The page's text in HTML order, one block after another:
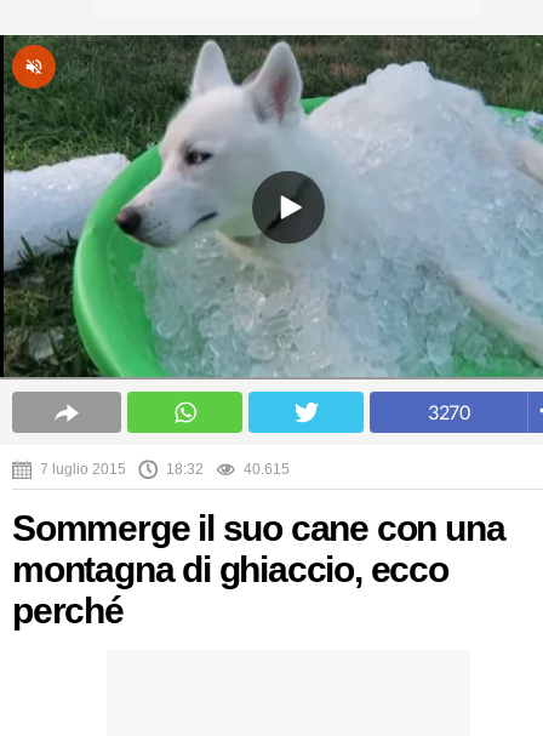
3270
7 luglio 2015 18:32 40.615
Sommerge il suo cane con una
montagna di ghiaccio, ecco
perché